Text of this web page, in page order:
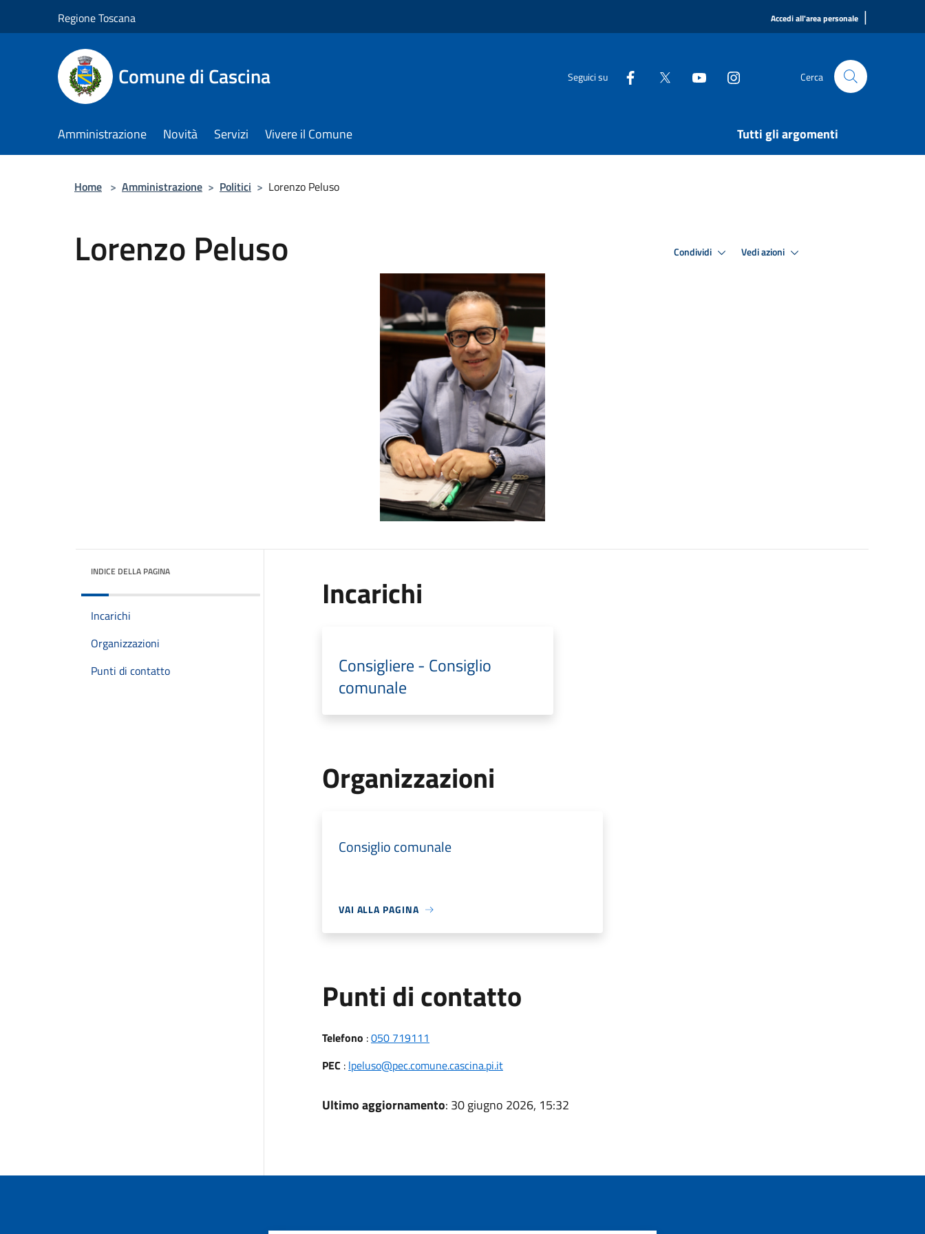
Regione Toscana Accedi all'area personale |
Comune di Cascina Seguici su Cerca
Amministrazione Novità Servizi Vivere il Comune Tutti gli argomenti
Home > Amministrazione > Politici > Lorenzo Peluso
Lorenzo Peluso Condividi Vedi azioni
INDICE DELLA PAGINA
Incarichi
Organizzazioni
Punti di contatto
Incarichi
Consigliere - Consiglio
comunale
Organizzazioni
Consiglio comunale
VAI ALLA PAGINA
Punti di contatto
Telefono :050 719111
PEC : lpeluso@pec.comune.cascina.pi.it
Ultimo aggiornamento: 30 giugno 2026, 15:32